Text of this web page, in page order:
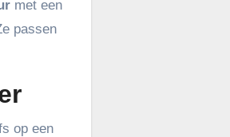
met een
passen
op een